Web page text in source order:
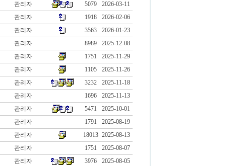
관리자 5079
2026-03-11
관리자 1918
2026-02-06
관리자 3563
2026-01-23
관리자 8989
2025-12-08
관리자 1751
2025-11-29
관리자 1105
2025-11-26
관리자 3232
2025-11-18
관리자 1696
2025-11-13
관리자 5471
2025-10-01
관리자 1791
2025-08-19
관리자 18013 2025-08-13
관리자 1751
2025-08-07
관리자 3976
2025-08-05